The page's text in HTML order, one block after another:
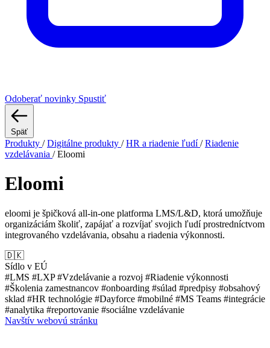
Odoberať novinky Spustiť
Späť
Produkty / Digitálne produkty / HR a riadenie ľudí/ Riadenie
vzdelávania / Eloomi
Eloomi
eloomi je špičková all-in-one platforma LMS/L&D, ktorá umožňuje
organizáciám školiť, zapájať a rozvíjať svojich ľudí prostredníctvom
integrovaného vzdelávania, obsahu a riadenia výkonnosti.
🇩🇰
Sídlo v EÚ
#LMS #LXP#Vzdelávanie a rozvoj #Riadenie výkonnosti
#Školenia zamestnancov #onboarding #súlad #predpisy #obsahový
sklad #HR technológie #Dayforce #mobilné #MS Teams #integrácie
#analytika #reportovanie #sociálne vzdelávanie
Navštív webovú stránku